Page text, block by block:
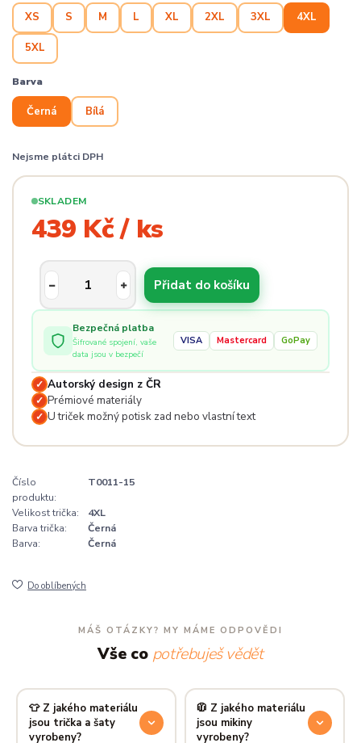
XS S M L XL 2XL 3XL 4XL
5XL
Barva
Černá Bílá
Nejsme plátci DPH
SKLADEM
439 Kč / ks
Přidat do košíku
Bezpečná platba
Šifrované spojení, vaše
data jsou v bezpečí
VISA Mastercard GoPay
✓ Autorský design z ČR
✓ Prémiové materiály
✓ U triček možný potisk zad nebo vlastní text
Číslo
produktu:
T0011-15
Velikost trička:
4XL
Barva trička:
Černá
Barva:
Černá
Do oblíbených
MÁŠ OTÁZKY? MY MÁME ODPOVĚDI
Vše co potřebuješ vědět
👕 Z jakého materiálu
jsou trička a šaty
vyrobeny?
🧥 Z jakého materiálu
jsou mikiny
vyrobeny?